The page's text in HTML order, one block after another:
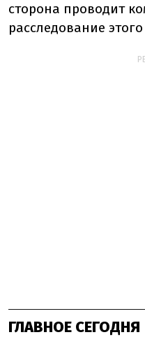
сторона проводит
расследование
ГЛАВНОЕ СЕГОДНЯ